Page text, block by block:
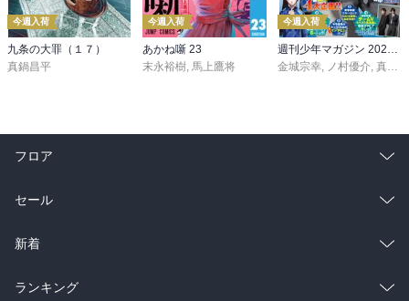
今週入荷
九条の大罪（１７）
真鍋昌平
今週入荷
あかね噺 23
末永裕樹, 馬上鷹将
今週入荷
週刊少年マガジン 2026年36・37号[2026年8月5日発売]
金城宗幸, ノ村優介, 真島ヒロ
フロア
総合
ラノベ
雑誌・グラビア
セール
総合
ラノベ
新着
総合
ランキング